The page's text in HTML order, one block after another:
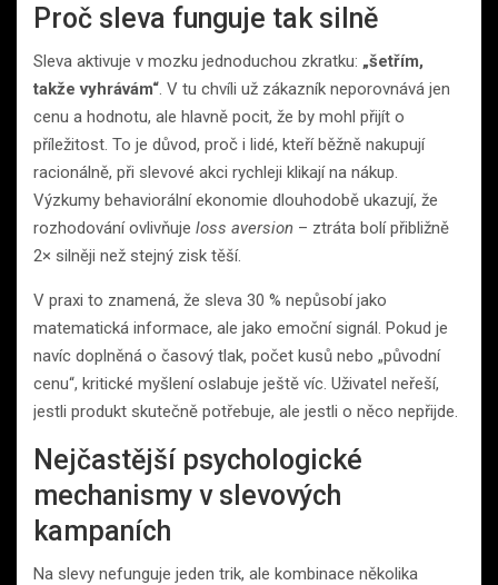
Proč sleva funguje tak silně
Sleva aktivuje v mozku jednoduchou zkratku: „šetřím,
takže vyhrávám“ . V tu chvíli už zákazník neporovnává jen
cenu a hodnotu, ale hlavně pocit, že by mohl přijít o
příležitost. To je důvod, proč i lidé, kteří běžně nakupují
racionálně, při slevové akci rychleji klikají na nákup.
Výzkumy behaviorální ekonomie dlouhodobě ukazují, že
rozhodování ovlivňuje loss aversion – ztráta bolí přibližně
2× silněji než stejný zisk těší.
V praxi to znamená, že sleva 30 % nepůsobí jako
matematická informace, ale jako emoční signál. Pokud je
navíc doplněná o časový tlak, počet kusů nebo „původní
cenu“, kritické myšlení oslabuje ještě víc. Uživatel neřeší,
jestli produkt skutečně potřebuje, ale jestli o něco nepřijde.
Nejčastější psychologické
mechanismy v slevových
kampaních
Na slevy nefunguje jeden trik, ale kombinace několika